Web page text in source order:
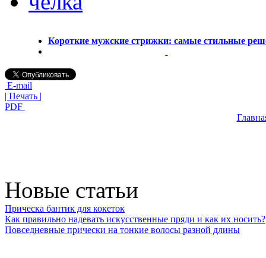
Короткие мужские стрижки: самые стильные
E-mail
| Печать |
PDF
Новые статьи
Прическа бантик для кокеток
Как правильно надевать искусственные пряди и как их носить?
Повседневные прически на тонкие волосы разной длины